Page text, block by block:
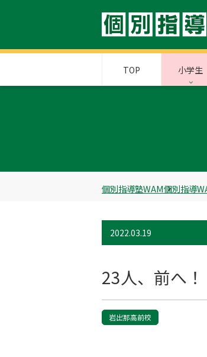
TOP 小学生
個別指導塾WAM個別指導
2022.03.19
23人、前へ！
岩出那高前校